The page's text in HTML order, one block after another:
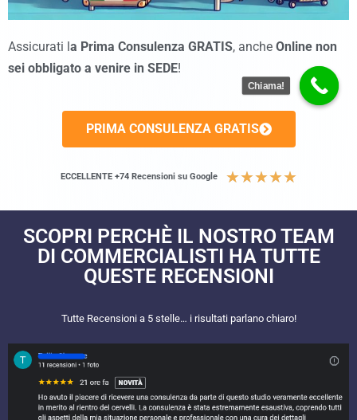
Assicurati la Prima Consulenza GRATIS, anche Online non
sei obbligato a venire in SEDE!
PRIMA CONSULENZA GRATIS
ECCELLENTE +74 Recensioni su Google ★★★★★
SCOPRI PERCHÈ IL NOSTRO TEAM
DI COMMERCIALISTI HA TUTTE
QUESTE RECENSIONI​
Tutte Recensioni a 5 stelle… i risultati parlano chiaro!
Chiama!